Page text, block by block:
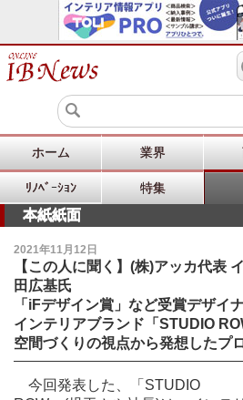
ホーム 業界
ﾘﾉﾍﾞｰｼｮﾝ 特集
本紙紙面
2021年11月12日
【この人に聞く】(株)アッカ代表
田広基氏
「iFデザイン賞」など受賞デザイ
インテリアブランド「STUDIO
空間づくりの視点から発想したプ
今回発表した、「STUDIO